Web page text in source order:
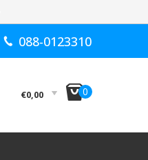
088-0123310
€0,00 I0